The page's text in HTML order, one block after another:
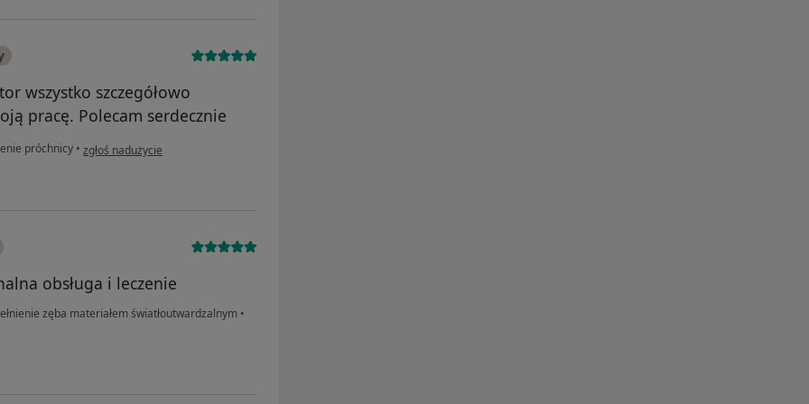
wszystko szczegółowo
pracę. Polecam serdecznie
próchnicy • w opinii użytkownika Kamila
zgłoś nadużycie
obsługa i leczenie
zęba materiałem światłoutwardzalnym •